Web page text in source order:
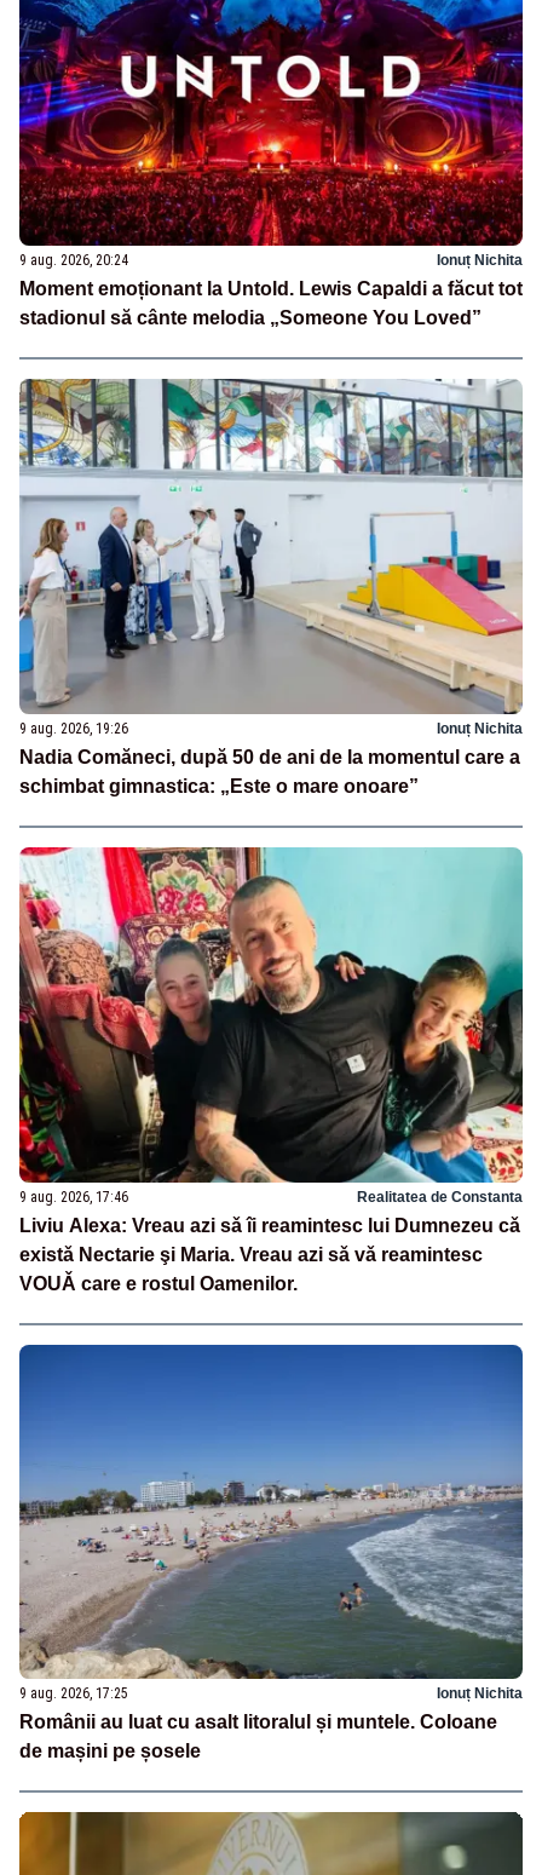
9 aug. 2026, 20:24 Ionuț Nichita
Moment emoționant la Untold. Lewis Capaldi a făcut tot
stadionul să cânte melodia „Someone You Loved”
9 aug. 2026, 19:26 Ionuț Nichita
Nadia Comăneci, după 50 de ani de la momentul care a
schimbat gimnastica: „Este o mare onoare”
9 aug. 2026, 17:46 Realitatea de Constanta
Liviu Alexa: Vreau azi sǎ îi reamintesc lui Dumnezeu cǎ
existǎ Nectarie şi Maria. Vreau azi sǎ vǎ reamintesc
VOUǍ care e rostul Oamenilor.
9 aug. 2026, 17:25 Ionuț Nichita
Românii au luat cu asalt litoralul și muntele. Coloane
de mașini pe șosele